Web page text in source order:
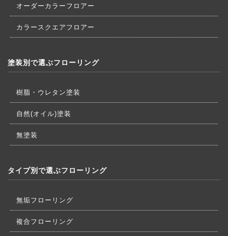
オーダーカラーフロアー
カラースクエアフロアー
塗装別で選ぶフローリング
樹脂・ウレタン塗装
自然(オイル)塗装
無塗装
タイプ別で選ぶフローリング
無垢フローリング
複合フローリング